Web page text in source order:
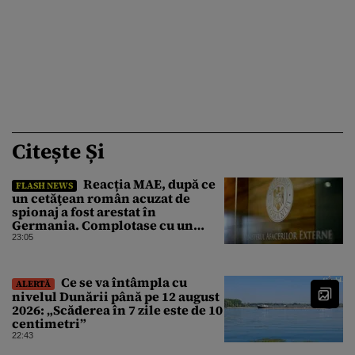
Citește Și
FLASH NEWS
Reacția MAE, după ce
un cetăţean român acuzat de
spionaj a fost arestat în
Germania. Complotase cu un
ucrainean ca să asasineze un
23:05
ALERTĂ
Ce se va întâmpla cu
nivelul Dunării până pe 12 august
2026: „Scăderea în 7 zile este de 10
centimetri”
22:43